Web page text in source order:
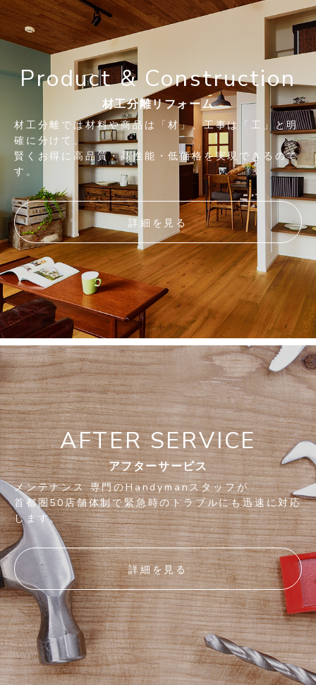
Product & Construction
材工分離リフォーム
材工分離では材料や商品は「材」、工事は「工」と明
確に分けて、
賢くお得に高品質・高性能・低価格を実現できるので
す。
詳細を見る
AFTER SERVICE
アフターサービス
メンテナンス 専門のHandymanスタッフが
首都圏50店舗体制で緊急時のトラブルにも迅速に対応
します。
詳細を見る